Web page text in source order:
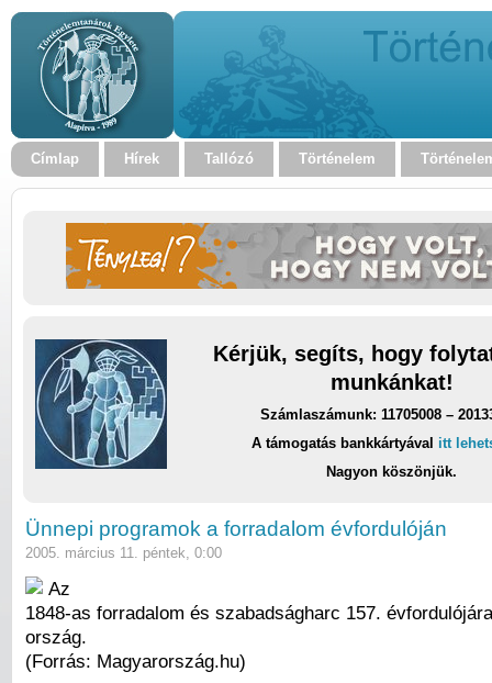
Címlap Hírek Tallózó Történelem
Kérjük, segíts, hogy
munkánkat!
Számlaszámunk: 11705008 –
A támogatás bankkártyával itt
Nagyon köszönjük.
Ünnepi programok a forradalom évfordulóján
2005. március 11. péntek, 0:00
Az
1848-as forradalom és szabadságharc 157.
ország.
(Forrás: Magyarország.hu)